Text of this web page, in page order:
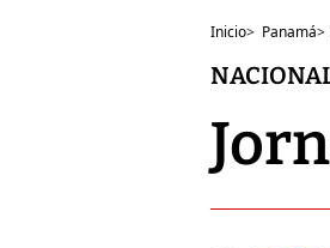
Inicio> Panamá>